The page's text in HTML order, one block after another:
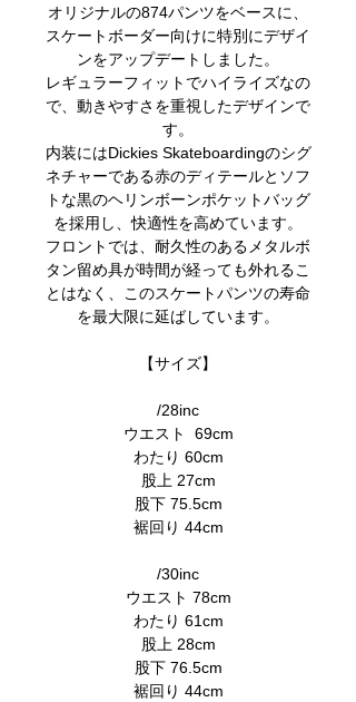
オリジナルの874パンツをベースに、
スケートボーダー向けに特別にデザイ
ンをアップデートしました。
レギュラーフィットでハイライズなの
で、動きやすさを重視したデザインで
す。
内装にはDickies Skateboardingのシグ
ネチャーである赤のディテールとソフ
トな黒のヘリンボーンポケットバッグ
を採用し、快適性を高めています。
フロントでは、耐久性のあるメタルボ
タン留め具が時間が経っても外れるこ
とはなく、このスケートパンツの寿命
を最大限に延ばしています。
【サイズ】
/28inc
ウエスト 69cm
わたり 60cm
股上 27cm
股下 75.5cm
裾回り 44cm
/30inc
ウエスト 78cm
わたり 61cm
股上 28cm
股下 76.5cm
裾回り 44cm